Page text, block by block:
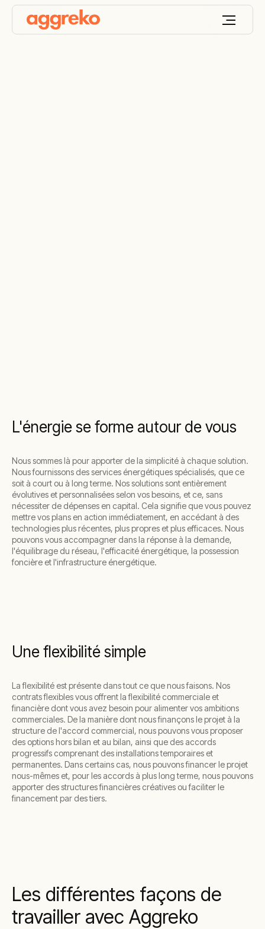
L'énergie se forme autour de vous
Nous sommes là pour apporter de la simplicité à chaque solution.
Nous fournissons des services énergétiques spécialisés, que ce
soit à court ou à long terme. Nos solutions sont entièrement
évolutives et personnalisées selon vos besoins, et ce, sans
nécessiter de dépenses en capital. Cela signifie que vous pouvez
mettre vos plans en action immédiatement, en accédant à des
technologies plus récentes, plus propres et plus efficaces. Nous
pouvons vous accompagner dans la réponse à la demande,
l'équilibrage du réseau, l'efficacité énergétique, la possession
foncière et l'infrastructure énergétique.
Une flexibilité simple
La flexibilité est présente dans tout ce que nous faisons. Nos
contrats flexibles vous offrent la flexibilité commerciale et
financière dont vous avez besoin pour alimenter vos ambitions
commerciales. De la manière dont nous finançons le projet à la
structure de l'accord commercial, nous pouvons vous proposer
des options hors bilan et au bilan, ainsi que des accords
progressifs comprenant des installations temporaires et
permanentes. Dans certains cas, nous pouvons financer le projet
nous-mêmes et, pour les accords à plus long terme, nous pouvons
apporter des structures financières créatives ou faciliter le
financement par des tiers.
Les différentes façons de
travailler avec Aggreko